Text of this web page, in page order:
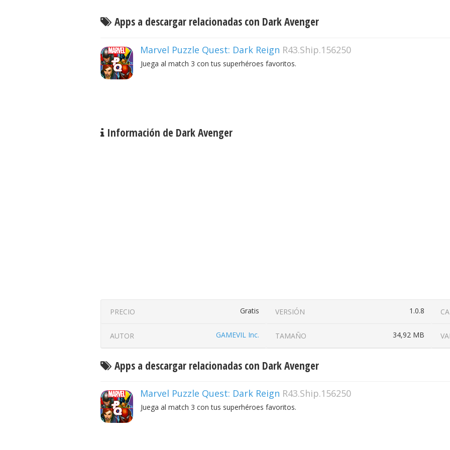
Apps a descargar relacionadas con Dark Avenger
Marvel Puzzle Quest: Dark Reign R43.Ship.156250
Juega al match 3 con tus superhéroes favoritos.
Información de Dark Avenger
PRECIO Gratis VERSIÓN 1.0.8
AUTOR GAMEVIL Inc. TAMAÑO 34,92 MB
Apps a descargar relacionadas con Dark Avenger
Marvel Puzzle Quest: Dark Reign R43.Ship.156250
Juega al match 3 con tus superhéroes favoritos.